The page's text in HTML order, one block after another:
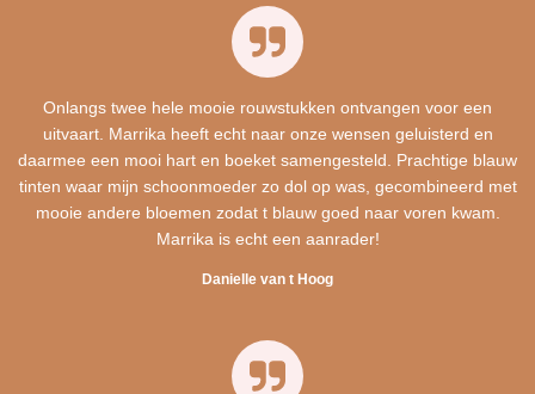
Onlangs twee hele mooie rouwstukken ontvangen voor een
uitvaart. Marrika heeft echt naar onze wensen geluisterd en
daarmee een mooi hart en boeket samengesteld. Prachtige blauw
tinten waar mijn schoonmoeder zo dol op was, gecombineerd met
mooie andere bloemen zodat t blauw goed naar voren kwam.
Marrika is echt een aanrader!
Danielle van t Hoog